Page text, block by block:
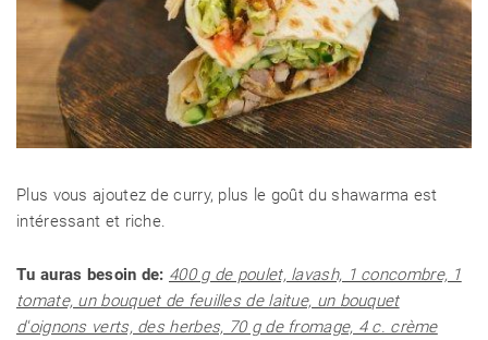
Plus vous ajoutez de curry, plus le goût du shawarma est
intéressant et riche.
Tu auras besoin de: 400 g de poulet, lavash, 1 concombre, 1
tomate, un bouquet de feuilles de laitue, un bouquet
d'oignons verts, des herbes, 70 g de fromage, 4 c. crème